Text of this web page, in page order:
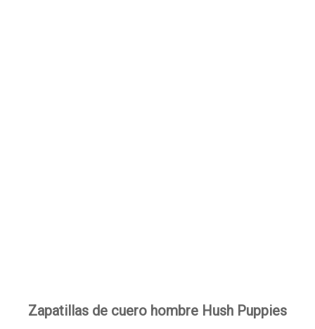
Zapatillas de cuero hombre Hush Puppies